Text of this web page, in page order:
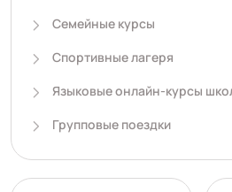
Семейные курсы
Спортивные лагеря
Языковые онлайн-курсы
Групповые поездки